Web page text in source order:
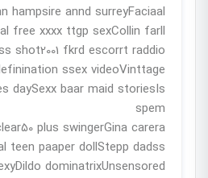
hampsire annd surreyFaciaal
free xxxx ttgp sexCollin farll
shot2001 fkrd escorrt raddio
ssex videoVinttage
daySexx baar maid storiesIs
spem
plus swingerGina carera
teen paaper dollStepp dadss
dominatrixUnsensored